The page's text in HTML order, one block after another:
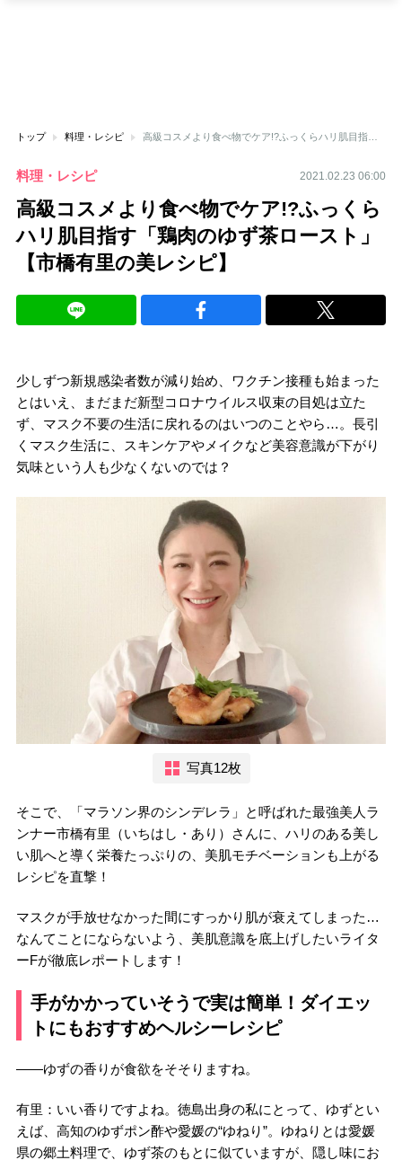
トップ 料理・レシピ 高級コスメより食べ物でケア!?ふっくらハリ肌目指す「鶏肉のゆず茶ロースト」【市橋有里の美レシピ】
料理・レシピ 2021.02.23 06:00
高級コスメより食べ物でケア!?ふっくら
ハリ肌目指す「鶏肉のゆず茶ロースト」
【市橋有里の美レシピ】
少しずつ新規感染者数が減り始め、ワクチン接種も始まった
とはいえ、まだまだ新型コロナウイルス収束の目処は立た
ず、マスク不要の生活に戻れるのはいつのことやら…。長引
くマスク生活に、スキンケアやメイクなど美容意識が下がり
気味という人も少なくないのでは？
写真12枚
そこで、「マラソン界のシンデレラ」と呼ばれた最強美人ラ
ンナー市橋有里（いちはし・あり）さんに、ハリのある美し
い肌へと導く栄養たっぷりの、美肌モチベーションも上がる
レシピを直撃！
マスクが手放せなかった間にすっかり肌が衰えてしまった…
なんてことにならないよう、美肌意識を底上げしたいライタ
ーFが徹底レポートします！
手がかかっていそうで実は簡単！ダイエッ
トにもおすすめヘルシーレシピ
――ゆずの香りが食欲をそそりますね。
有里：いい香りですよね。徳島出身の私にとって、ゆずとい
えば、高知のゆずポン酢や愛媛の“ゆねり”。ゆねりとは愛媛
県の郷土料理で、ゆず茶のもとに似ていますが、隠し味にお